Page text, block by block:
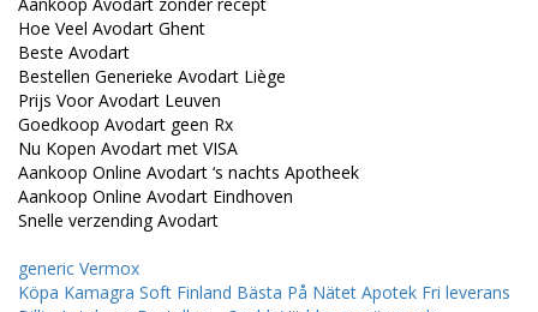
Hoe Veel Avodart Ghent
Beste Avodart
Bestellen Generieke Avodart Liège
Prijs Voor Avodart Leuven
Goedkoop Avodart geen Rx
Nu Kopen Avodart met VISA
Aankoop Online Avodart ‘s nachts Apotheek
Aankoop Online Avodart Eindhoven
Snelle verzending Avodart
generic Vermox
Köpa Kamagra Soft Finland Bästa På Nätet Apotek Fri leverans